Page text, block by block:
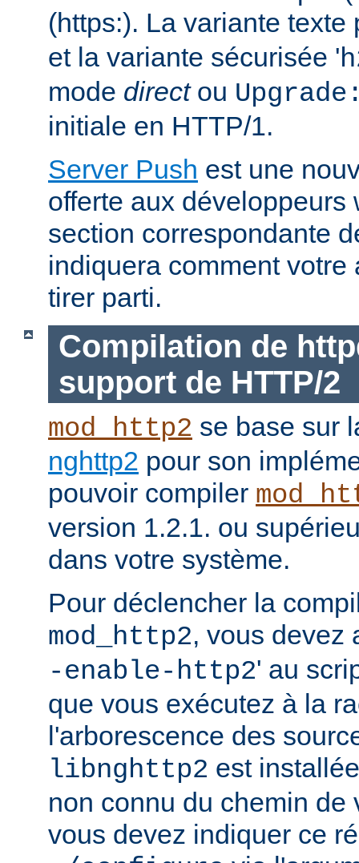
(https:). La variante texte
et la variante sécurisée '
mode directou
initiale en HTTP/1.
Server Push est une
offerte aux développeurs
section correspondante
indiquera comment
tirer parti.
Compilation de
support de HTTP/2
mod_http2 se base sur
nghttp2 pour son
pouvoir compiler
version 1.2.1. ou
dans votre système.
Pour déclencher la
mod_http2, vous devez
-enable-http2' au
que vous exécutez à la
l'arborescence des
libnghttp2 est
non connu du chemin de
vous devez indiquer ce